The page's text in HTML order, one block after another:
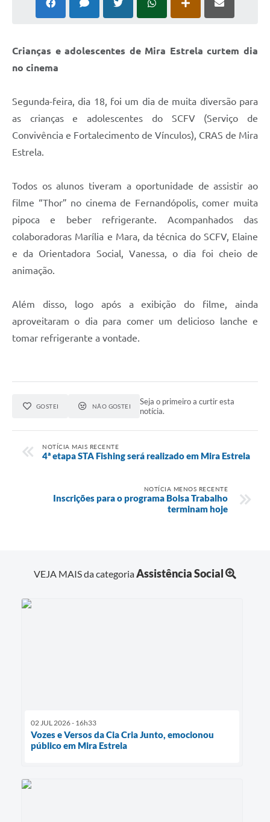
Crianças e adolescentes de Mira Estrela curtem dia
no cinema
Segunda-feira, dia 18, foi um dia de muita diversão para
as crianças e adolescentes do SCFV (Serviço de
Convivência e Fortalecimento de Vínculos), CRAS de Mira
Estrela.
Todos os alunos tiveram a oportunidade de assistir ao
filme “Thor” no cinema de Fernandópolis, comer muita
pipoca e beber refrigerante. Acompanhados das
colaboradoras Marília e Mara, da técnica do SCFV, Elaine
e da Orientadora Social, Vanessa, o dia foi cheio de
animação.
Além disso, logo após a exibição do filme, ainda
aproveitaram o dia para comer um delicioso lanche e
tomar refrigerante a vontade.
GOSTEI NÃO GOSTEI
Seja o primeiro a curtir esta
notícia.
NOTÍCIA MAIS RECENTE
4ª etapa STA Fishing será realizado em Mira Estrela
NOTÍCIA MENOS RECENTE
Inscrições para o programa Bolsa Trabalho
terminam hoje
VEJA MAIS da categoriaAssistência Social
02 JUL 2026 - 16h33
Vozes e Versos da Cia Cria Junto, emocionou
público em Mira Estrela